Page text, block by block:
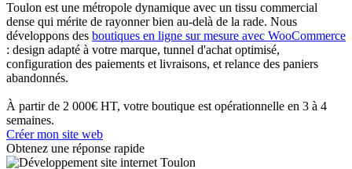
Toulon est une métropole dynamique avec un tissu commercial
dense qui mérite de rayonner bien au-delà de la rade. Nous
développons des boutiques en ligne sur mesure avec WooCommerce
: design adapté à votre marque, tunnel d'achat optimisé,
configuration des paiements et livraisons, et relance des paniers
abandonnés.
À partir de 2 000€ HT, votre boutique est opérationnelle en 3 à 4
semaines.
Créer mon site web
Obtenez une réponse rapide